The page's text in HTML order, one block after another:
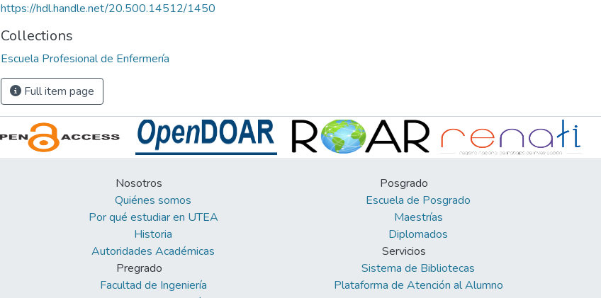
https://hdl.handle.net/20.500.14512/1450
Collections
Escuela Profesional de Enfermería
Full item page
Nosotros
Quiénes somos
Por qué estudiar en UTEA
Historia
Autoridades Académicas
Pregrado
Facultad de Ingeniería
Posgrado
Escuela de Posgrado
Maestrías
Diplomados
Servicios
Sistema de Bibliotecas
Plataforma de Atención al Alumno